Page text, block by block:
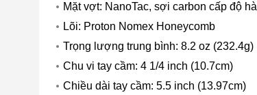
Mặt vợt: NanoTac, sợi carbon cấp độ
Lõi: Proton Nomex Honeycomb
Trọng lượng trung bình: 8.2 oz (232.4g)
Chu vi tay cầm: 4 1/4 inch (10.7cm)
Chiều dài tay cầm: 5.5 inch (13.97cm)